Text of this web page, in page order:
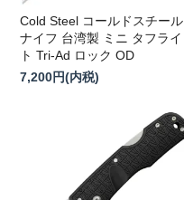
Cold Steel コールドスチール
ナイフ 台湾製 ミニ タフライ
ト Tri-Ad ロック OD
7,200円(内税)